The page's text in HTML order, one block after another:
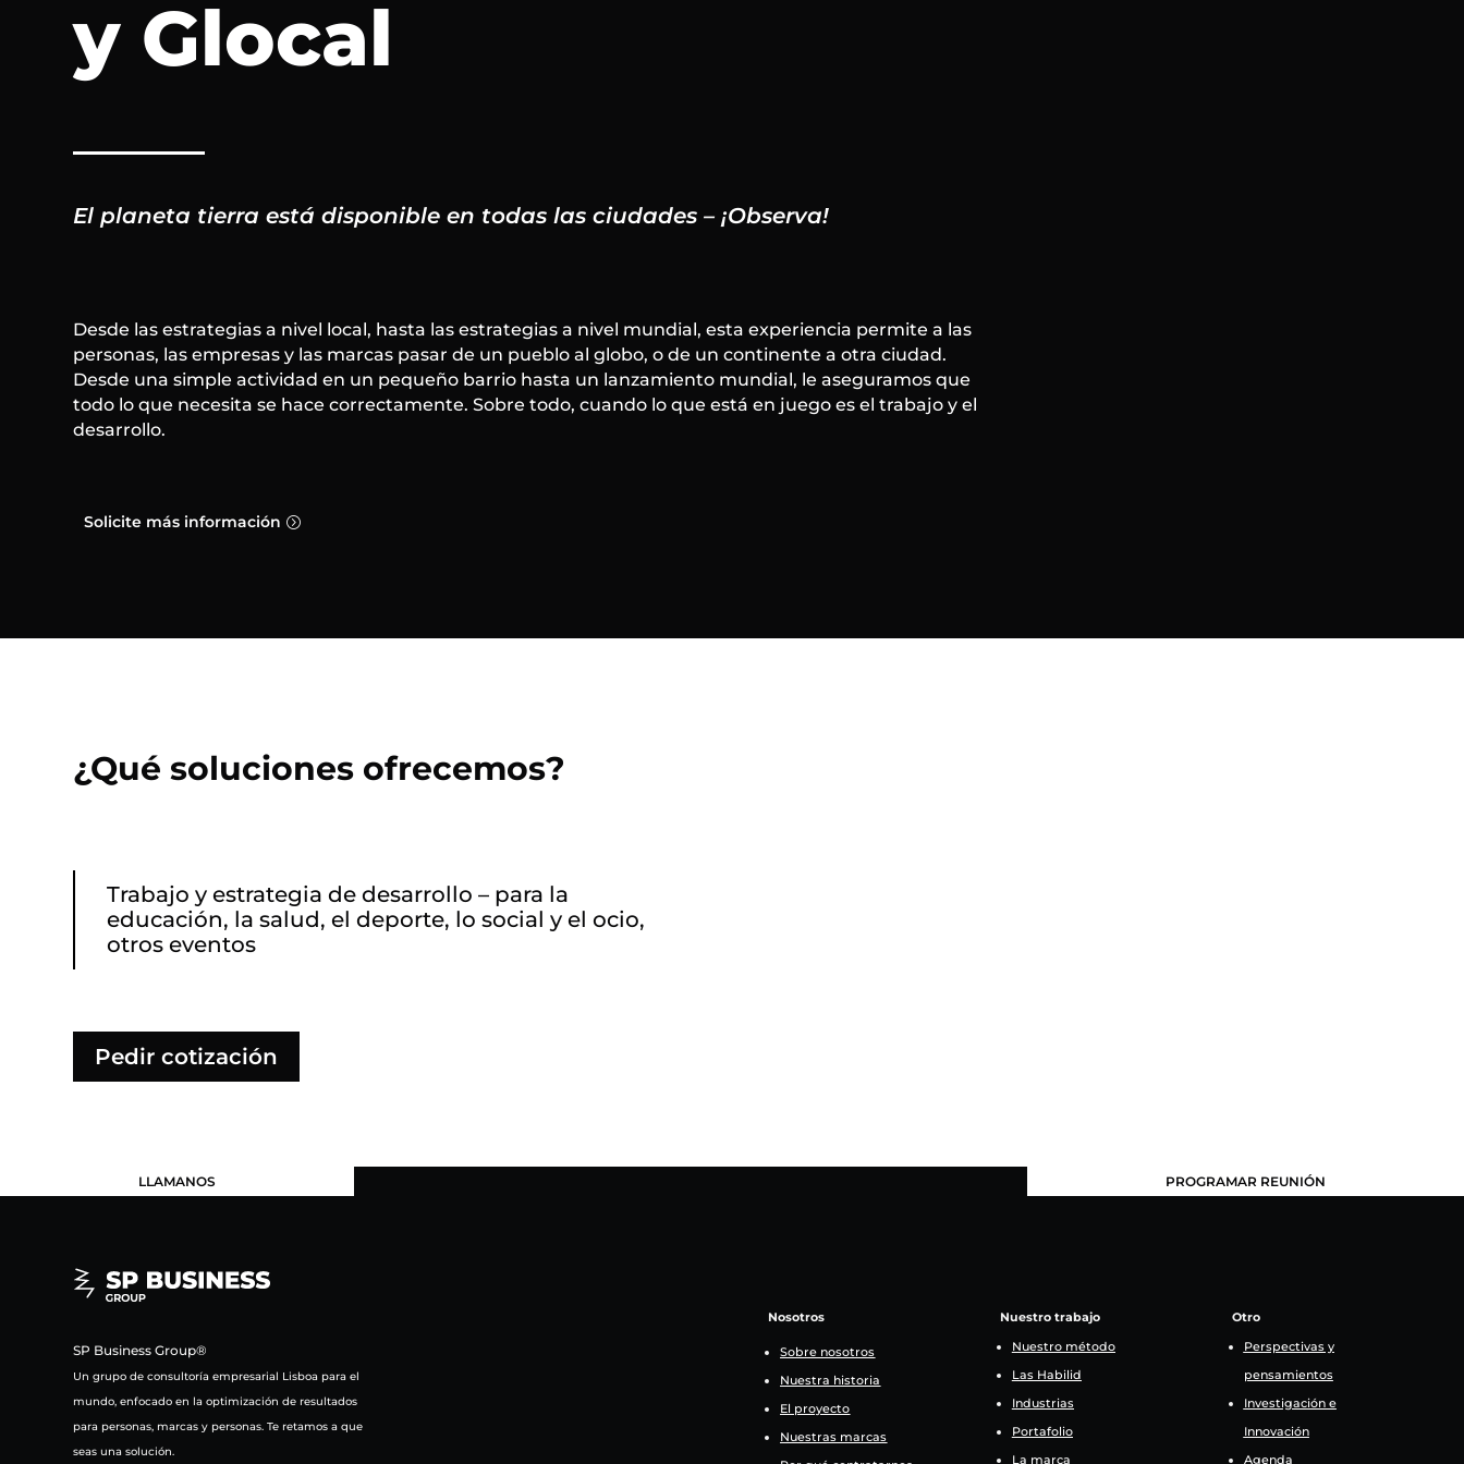
y Glocal
El planeta tierra está disponible en todas las ciudades – ¡Observa!
Desde las estrategias a nivel local, hasta las estrategias a nivel mundial, esta experiencia permite a las
personas, las empresas y las marcas pasar de un pueblo al globo, o de un continente a otra ciudad.
Desde una simple actividad en un pequeño barrio hasta un lanzamiento mundial, le aseguramos que
todo lo que necesita se hace correctamente. Sobre todo, cuando lo que está en juego es el trabajo y el
desarrollo.
Solicite más información
¿Qué soluciones ofrecemos?
Trabajo y estrategia de desarrollo – para la
educación, la salud, el deporte, lo social y el ocio,
otros eventos
Pedir cotización
LLAMANOS PROGRAMAR REUNIÓN
SP Business Group®
Un grupo de consultoría empresarial Lisboa para el
mundo, enfocado en la optimización de resultados
para personas, marcas y personas. Te retamos a que
seas una solución.
Nosotros
Sobre nosotros
Nuestra historia
El proyecto
Nuestras marcas
Nuestro trabajo
Nuestro método
Las Habilid
Industrias
Portafolio
La marca
Otro
Perspectivas y
pensamientos
Investigación e
Innovación
Agenda